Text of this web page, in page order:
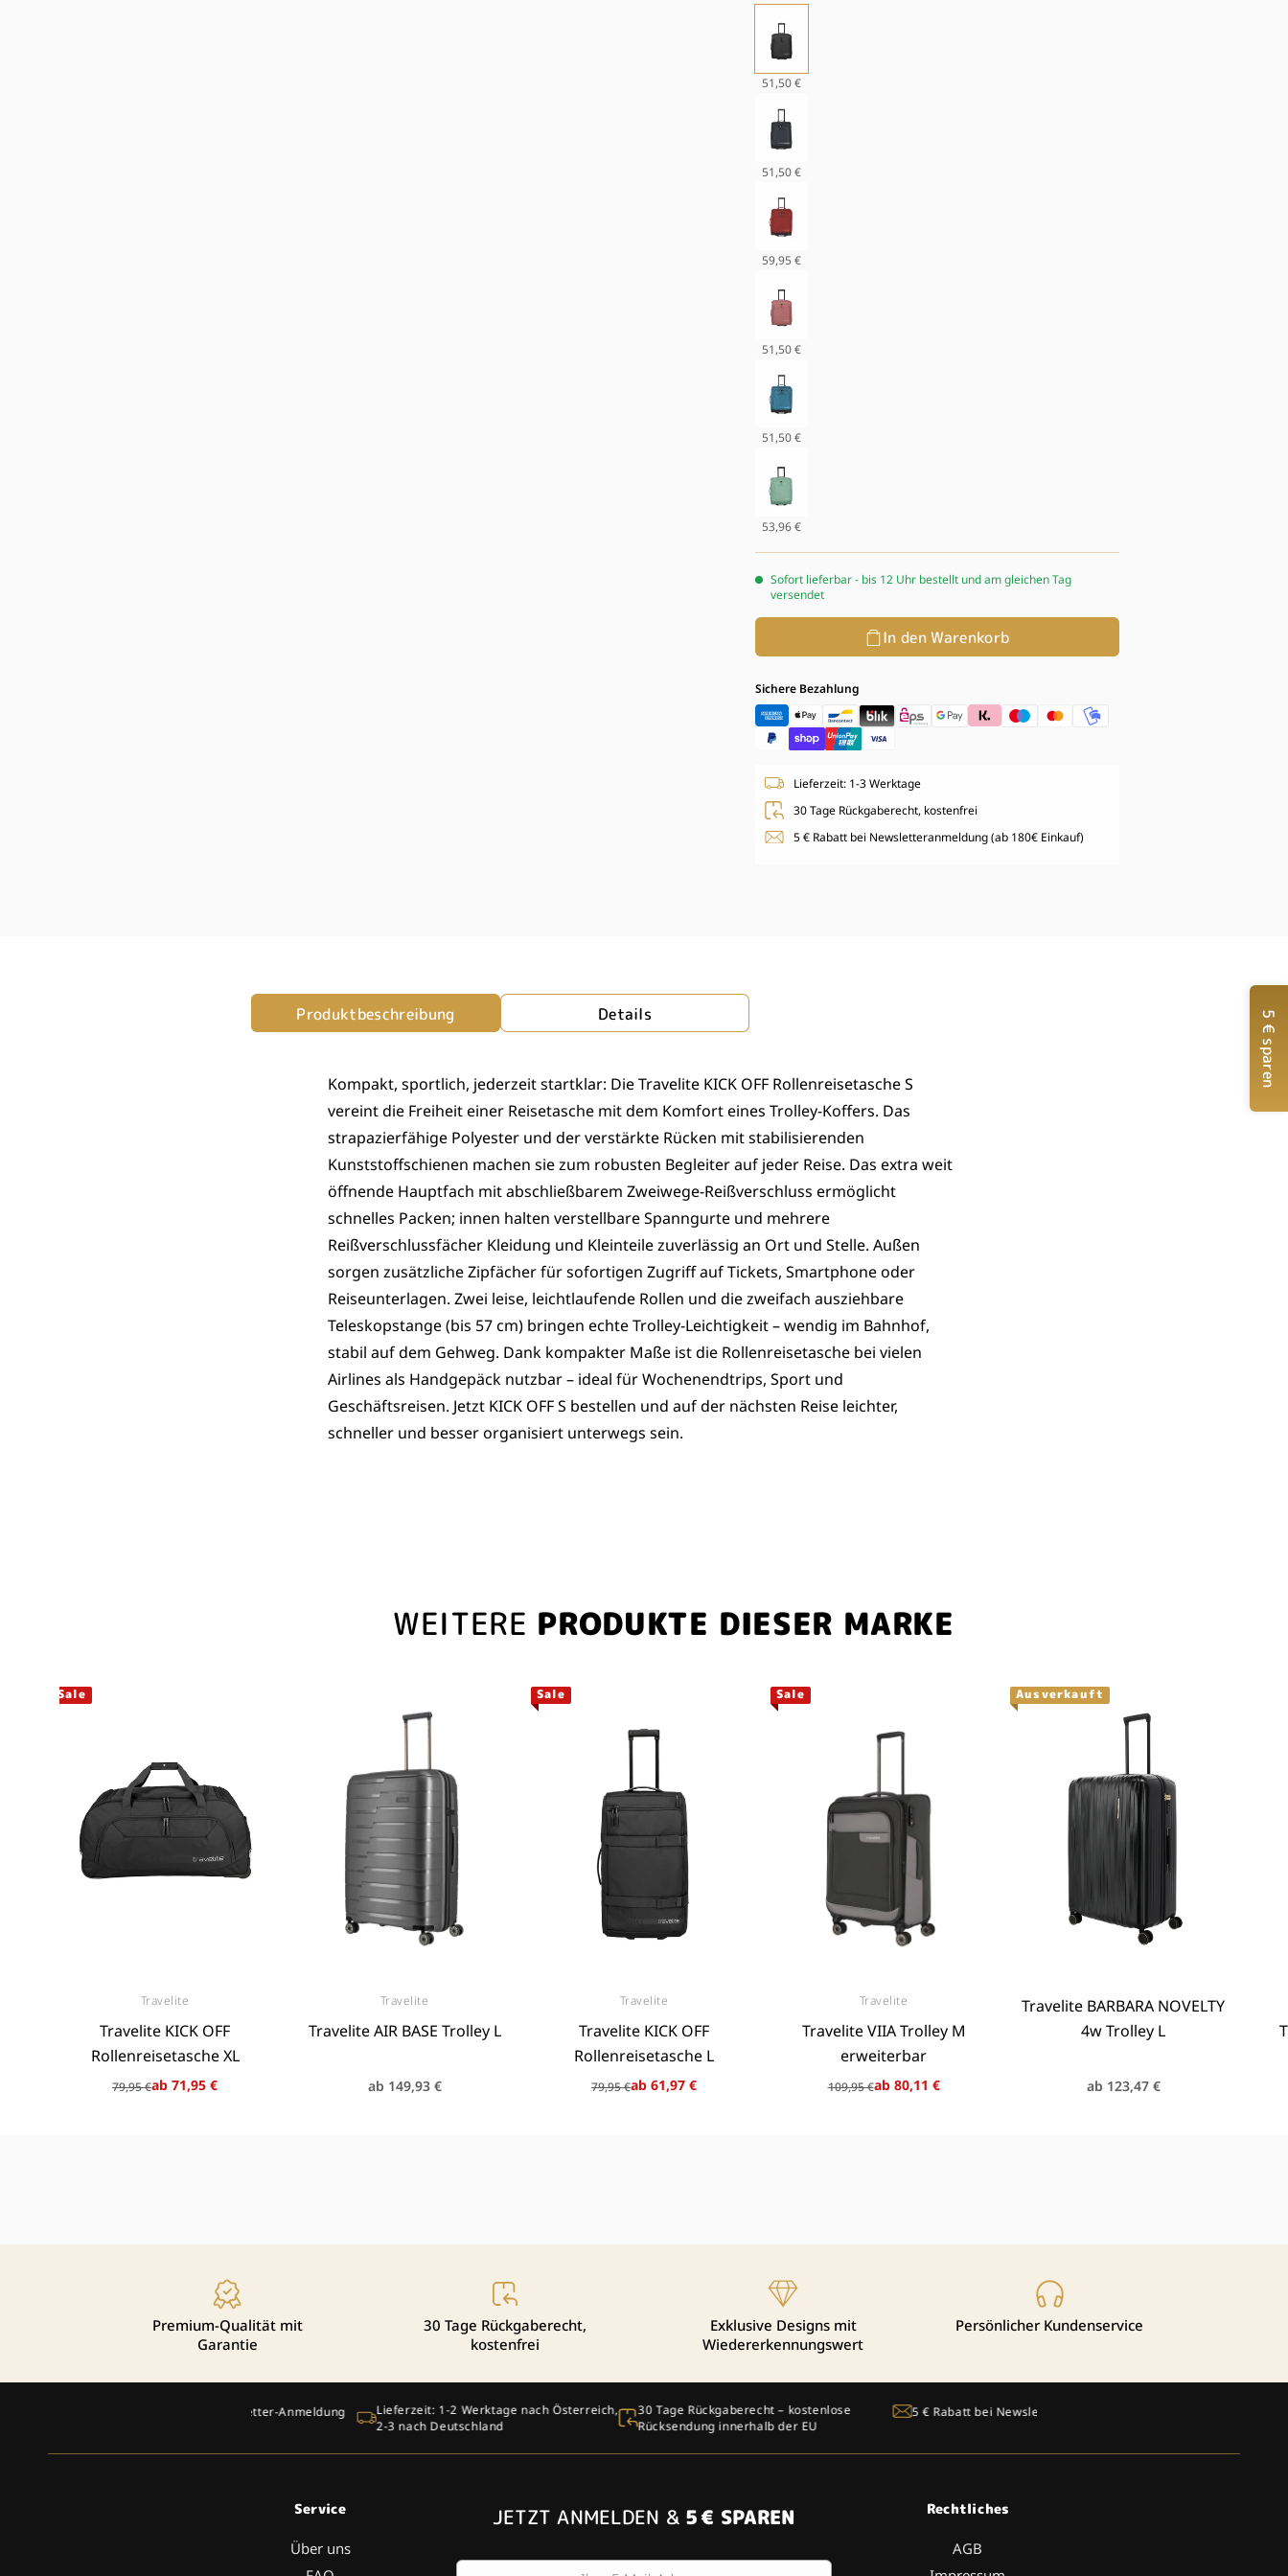
51,50 €
Schwarz
51,50 €
Anthrazit
59,95 €
51,50 €
Rosa
51,50 €
53,96 €
Salbei
Sofort lieferbar - bis 12 Uhr bestellt und am gleichen Tag
versendet
In den Warenkorb
Sichere Bezahlung
Lieferzeit: 1-3 Werktage
30 Tage Rückgaberecht, kostenfrei
5 € Rabatt bei Newsletteranmeldung (ab 180€ Einkauf)
Produktbeschreibung Details
Kompakt, sportlich, jederzeit startklar: Die Travelite KICK OFF Rollenreisetasche S
vereint die Freiheit einer Reisetasche mit dem Komfort eines Trolley-Koffers. Das
strapazierfähige Polyester und der verstärkte Rücken mit stabilisierenden
Kunststoffschienen machen sie zum robusten Begleiter auf jeder Reise. Das extra weit
öffnende Hauptfach mit abschließbarem Zweiwege-Reißverschluss ermöglicht
schnelles Packen; innen halten verstellbare Spanngurte und mehrere
Reißverschlussfächer Kleidung und Kleinteile zuverlässig an Ort und Stelle. Außen
sorgen zusätzliche Zipfächer für sofortigen Zugriff auf Tickets, Smartphone oder
Reiseunterlagen. Zwei leise, leichtlaufende Rollen und die zweifach ausziehbare
Teleskopstange (bis 57 cm) bringen echte Trolley-Leichtigkeit – wendig im Bahnhof,
stabil auf dem Gehweg. Dank kompakter Maße ist die Rollenreisetasche bei vielen
Airlines als Handgepäck nutzbar – ideal für Wochenendtrips, Sport und
Geschäftsreisen. Jetzt KICK OFF S bestellen und auf der nächsten Reise leichter,
schneller und besser organisiert unterwegs sein.
WEITERE PRODUKTE DIESER MARKE
Sale
Anbieter:
Travelite
Travelite KICK OFF
Rollenreisetasche XL
Normaler
Preis
79,95 €
Verkaufspreis
ab 71,95 €
Anbieter:
Travelite
Travelite AIR BASE Trolley L
Normaler
ab 149,93 €
Sale
Anbieter:
Travelite
Travelite KICK OFF
Rollenreisetasche L
Normaler
Preis
79,95 €
Verkaufspreis
ab 61,97 €
Sale
Anbieter:
Travelite
Travelite VIIA Trolley M
erweiterbar
Normaler
Preis
109,95 €
Verkaufspreis
ab 80,11 €
Ausverkauft
Anbieter:
Travelite BARBARA NOVELTY
4w Trolley L
Normaler
ab 123,47 €
Premium-Qualität mit
Garantie
30 Tage Rückgaberecht,
kostenfrei
Exklusive Designs mit
Wiedererkennungswert
Persönlicher Kundenservice
5 € sparen
Lieferzeit: 1-2 Werktage nach Österreich,
2-3 nach Deutschland
30 Tage Rückgaberecht – kostenlose
Rücksendung innerhalb der EU
5 € Rabatt bei Newsletter-Anmeldung
Service
Über uns
JETZT ANMELDEN & 5 € SPAREN Rechtliches
AGB